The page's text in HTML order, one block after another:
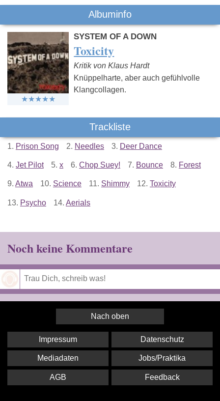
Albuminfo
SYSTEM OF A DOWN
Toxicity
Kritik von Klaus Hardt
Knüppelharte, aber auch gefühlvolle
Klangcollagen.
Trackliste
1. Prison Song 2. Needles 3. Deer Dance
4. Jet Pilot 5. x 6. Chop Suey! 7. Bounce 8. Forest
9. Atwa 10. Science 11. Shimmy 12. Toxicity
13. Psycho 14. Aerials
Noch keine Kommentare
Nach oben
Impressum Datenschutz
Mediadaten Jobs/Praktika
AGB Feedback